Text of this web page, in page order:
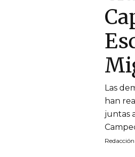
Las
han
juntas
Redacción